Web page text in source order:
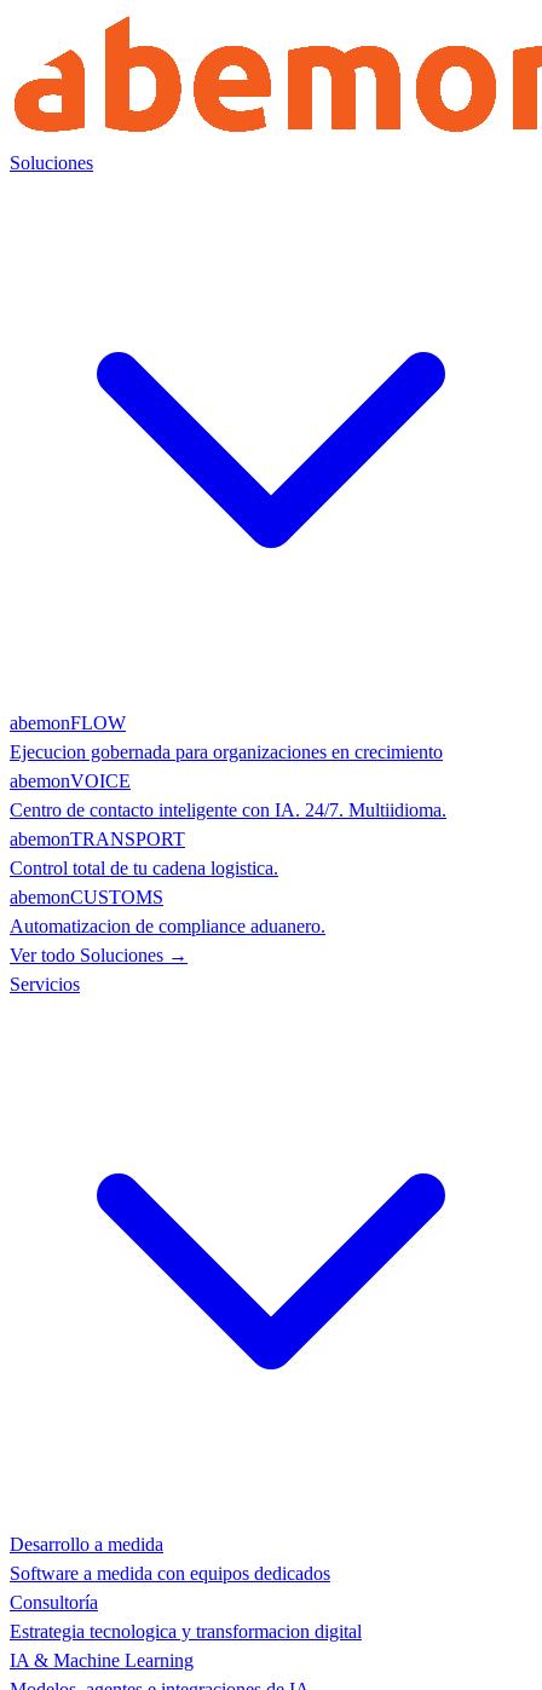
Soluciones
abemonFLOW
Ejecucion gobernada para organizaciones en crecimiento
abemonVOICE
Centro de contacto inteligente con IA. 24/7. Multiidioma.
abemonTRANSPORT
Control total de tu cadena logistica.
abemonCUSTOMS
Automatizacion de compliance aduanero.
Ver todo Soluciones →
Servicios
Desarrollo a medida
Software a medida con equipos dedicados
Consultoría
Estrategia tecnologica y transformacion digital
IA & Machine Learning